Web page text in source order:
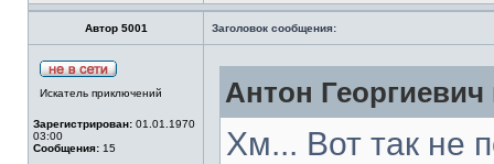
Автор 5001 Заголовок сообщения:
Искатель приключений
Зарегистрирован: 01.01.1970
03:00
Сообщения: 15
Антон Георгиевич
Хм... Вот так не